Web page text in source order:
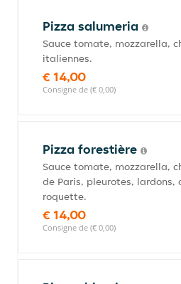
Pizza salumeria
Sauce tomate, mozzarella,
italiennes.
€ 14,00
Consigne de (€ 0,00)
Pizza forestière
Sauce tomate, mozzarella,
de Paris, pleurotes, lardons,
roquette.
€ 14,00
Consigne de (€ 0,00)